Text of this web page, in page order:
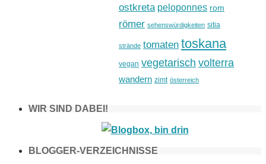
ostkreta peloponnes rom
römer sehenswürdigkeiten sitia
strände tomaten toskana
vegan vegetarisch volterra
wandern zimt österreich
WIR SIND DABEI!
BLOGGER-VERZEICHNISSE